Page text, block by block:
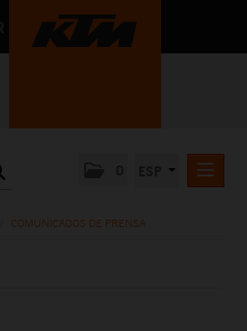
COMUNICADOS DE PRENSA